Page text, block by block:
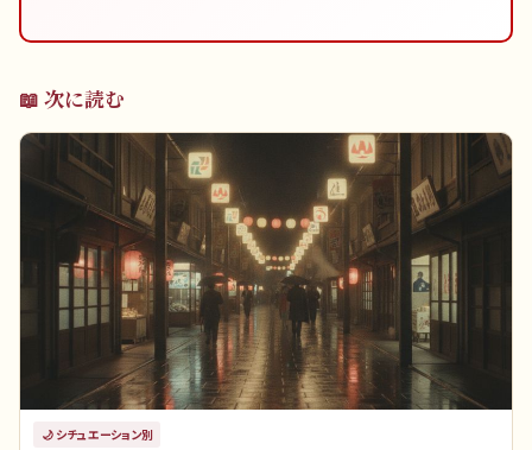
📖 次に読む
🌙 シチュエーション別